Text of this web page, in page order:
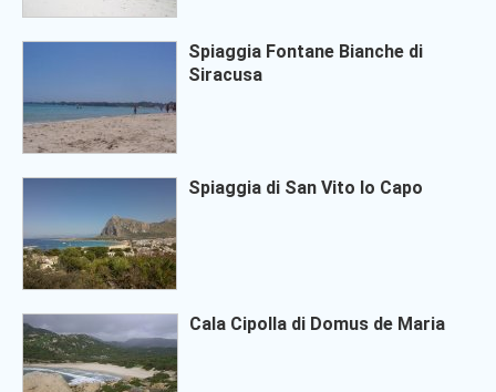
Spiaggia Fontane Bianche di
Siracusa
Spiaggia di San Vito lo Capo
Cala Cipolla di Domus de Maria